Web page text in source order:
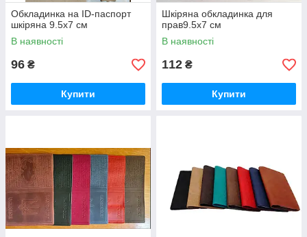
Обкладинка на ID-паспорт
шкіряна 9.5х7 см
В наявності
96 ₴
Купити
Шкіряна обкладинка для
прав9.5х7 см
В наявності
112 ₴
Купити